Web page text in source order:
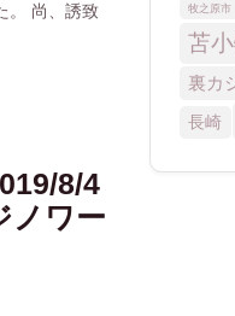
。 尚、誘致
8/4
ノワー